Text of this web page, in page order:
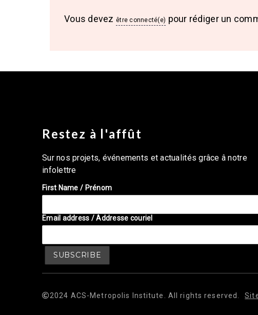
Vous devez être connecté(e) pour rédiger un
Restez à l'affût
Sur nos projets, événements et actualités grâce â notre
infolettre
First Name / Prénom
Email address / Addresse couriel
2024 ACS-Metropolis Institute. All rights reserved.